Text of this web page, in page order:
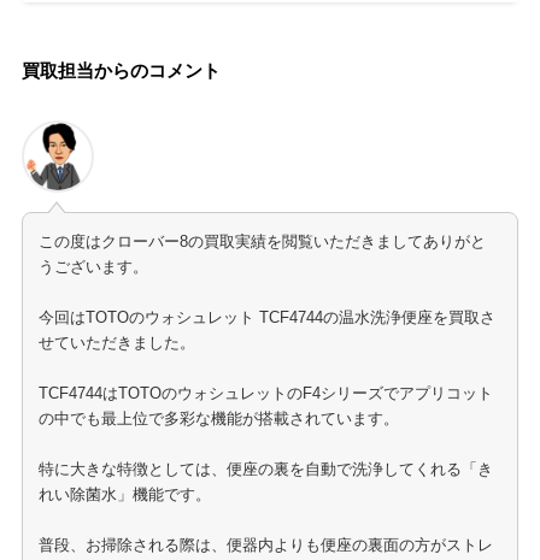
買取担当からのコメント
この度はクローバー8の買取実績を閲覧いただきましてありがと
うございます。
今回はTOTOのウォシュレット TCF4744の温水洗浄便座を買取さ
せていただきました。
TCF4744はTOTOのウォシュレットのF4シリーズでアプリコット
の中でも最上位で多彩な機能が搭載されています。
特に大きな特徴としては、便座の裏を自動で洗浄してくれる「き
れい除菌水」機能です。
普段、お掃除される際は、便器内よりも便座の裏面の方がストレ